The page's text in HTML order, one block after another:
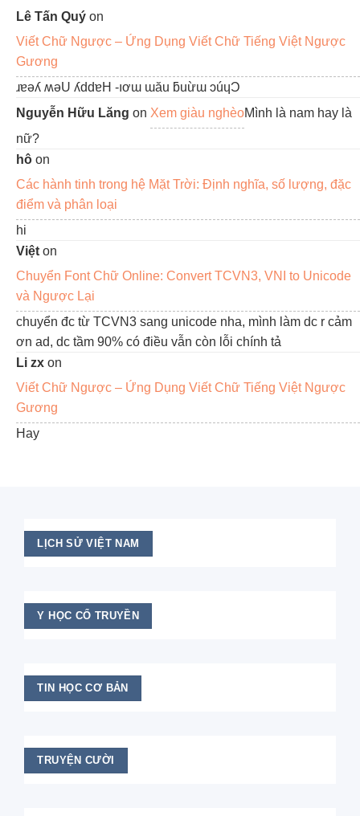
Lê Tấn Quý on
Viết Chữ Ngược – Ứng Dụng Viết Chữ Tiếng Việt Ngược
Gương
ɹɐǝʎ ʍǝU ʎddɐH -ıơɯ ɯău ƃuừɯ ɔúɥƆ
Nguyễn Hữu Lăng on Xem giàu nghèoMình là nam hay là
nữ?
hô on
Các hành tinh trong hệ Mặt Trời: Định nghĩa, số lượng, đặc
điểm và phân loại
hi
Việt on
Chuyển Font Chữ Online: Convert TCVN3, VNI to Unicode
và Ngược Lại
chuyển đc từ TCVN3 sang unicode nha, mình làm dc r cảm
ơn ad, dc tầm 90% có điều vẫn còn lỗi chính tả
Li zx on
Viết Chữ Ngược – Ứng Dụng Viết Chữ Tiếng Việt Ngược
Gương
Hay
LỊCH SỬ VIỆT NAM
Y HỌC CỔ TRUYỀN
TIN HỌC CƠ BẢN
TRUYỆN CƯỜI